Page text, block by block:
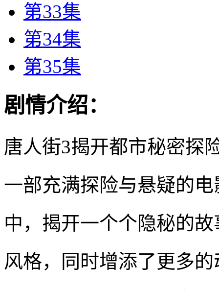
第33集
第34集
第35集
剧情介绍：
唐人街3揭开都市秘密探
一部充满探险与悬疑的
中，揭开一个个隐秘的
风格，同时增添了更多